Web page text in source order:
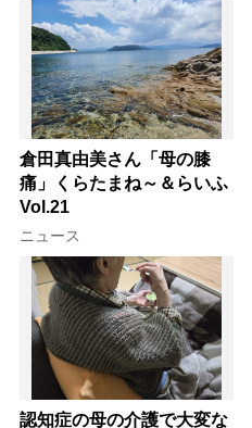
倉田真由美さん「母の膝
痛」くらたまね～＆らいふ
Vol.21
ニュース
認知症の母の介護で大変な